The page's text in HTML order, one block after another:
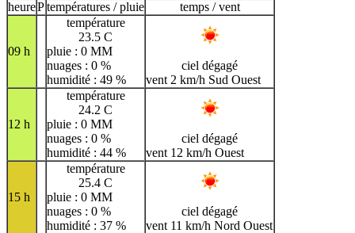
heurePtempératures / pluie temps / vent
09 h
température
23.5 C
pluie : 0 MM
nuages : 0 %
humidité : 49 %
ciel dégagé
vent 2 km/h Sud Ouest
12 h
température
24.2 C
pluie : 0 MM
nuages : 0 %
humidité : 44 %
ciel dégagé
vent 12 km/h Ouest
15 h
température
25.4 C
pluie : 0 MM
nuages : 0 %
humidité : 37 %
ciel dégagé
vent 11 km/h Nord Ouest